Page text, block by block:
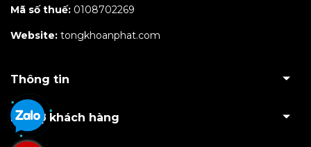
Mã số thuế: 0108702269
Website: tongkhoanphat.com
Thông tin
Hỗ trợ khách hàng